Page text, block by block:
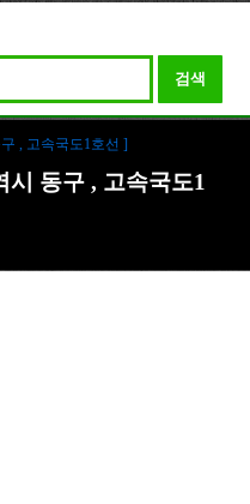
검색
, 고속국도1호선 ]
동구 , 고속국도1